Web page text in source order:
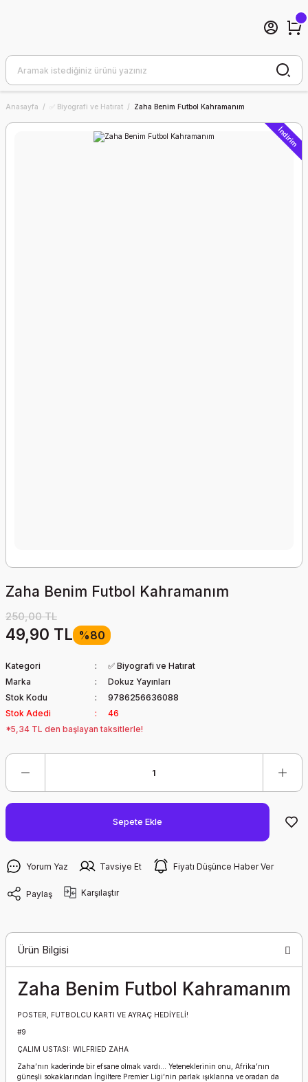
Anasayfa ✅ Biyografi ve Hatırat Zaha Benim Futbol Kahramanım
İndirim
Zaha Benim Futbol Kahramanım
250,00 TL
49,90 TL %80
Kategori
✅ Biyografi ve Hatırat
Marka
Dokuz Yayınları
Stok Kodu
9786256636088
Stok Adedi
46
*5,34 TL den başlayan taksitlerle!
Sepete Ekle
Yorum Yaz Tavsiye Et Fiyatı Düşünce Haber Ver
Paylaş Karşılaştır
Ürün Bilgisi
Zaha Benim Futbol Kahramanım
POSTER, FUTBOLCU KARTI VE AYRAÇ HEDİYELİ!
#9
ÇALIM USTASI: WILFRIED ZAHA
Zaha’nın kaderinde bir efsane olmak vardı… Yeteneklerinin onu, Afrika’nın
güneşli sokaklarından İngiltere Premier Ligi’nin parlak ışıklarına ve oradan da